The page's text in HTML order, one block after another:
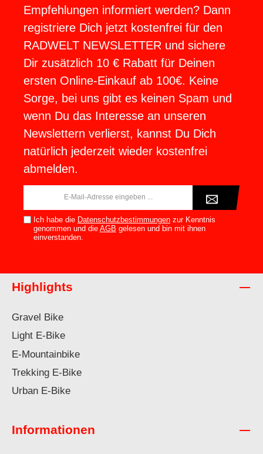
Empfehlungen informiert werden? Dann
registriere Dich jetzt kostenfrei für den
RADWELT NEWSLETTER und sichere
Dir zusätzlich 10 € Rabatt für Deinen
ersten Online-Einkauf ab 100€. Keine
Sorge, bei uns gibt es keinen Spam und
wenn Du das Interesse an unseren
Newslettern verlierst, kannst Du Dich
natürlich jederzeit wieder kostenfrei
abmelden.
Ich habe die Datenschutzbestimmungenzur Kenntnis
genommen und die AGB gelesen und bin mit ihnen
einverstanden.
Highlights
Gravel Bike
Light E-Bike
E-Mountainbike
Trekking E-Bike
Urban E-Bike
Informationen